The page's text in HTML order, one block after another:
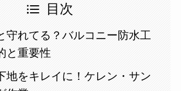
目次
守れてる？バルコニー防水工
と重要性
地をキレイに！ケレン・サン